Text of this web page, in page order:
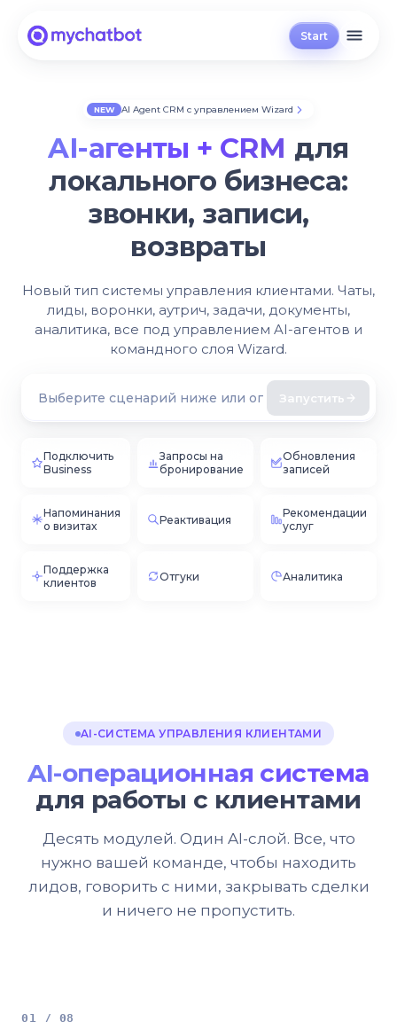
Start
NEW AI Agent CRM с управлением Wizard
AI-агенты + CRM для
локального бизнеса:
звонки, записи,
возвраты
Новый тип системы управления клиентами. Чаты,
лиды, воронки, аутрич, задачи, документы,
аналитика, все под управлением AI-агентов и
командного слоя Wizard.
Запустить
Подключить
Business
Запросы на
бронирование
Обновления
записей
Напоминания
о визитах
Реактивация
Рекомендации
услуг
Поддержка
клиентов
Отгуки Аналитика
AI-СИСТЕМА УПРАВЛЕНИЯ КЛИЕНТАМИ
AI-операционная система
для работы с клиентами
Десять модулей. Один AI-слой. Все, что
нужно вашей команде, чтобы находить
лидов, говорить с ними, закрывать сделки
и ничего не пропустить.
01 / 08